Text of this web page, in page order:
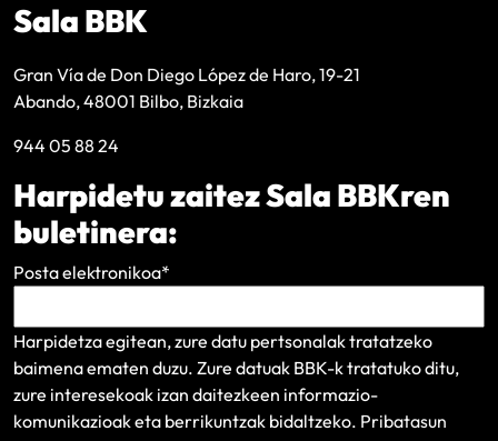
Sala BBK
Gran Vía de Don Diego López de Haro, 19-21
Abando, 48001 Bilbo, Bizkaia
944 05 88 24
Harpidetu zaitez Sala BBKren
buletinera:
Posta elektronikoa*
Harpidetza egitean, zure datu pertsonalak tratatzeko
baimena ematen duzu. Zure datuak BBK-k tratatuko ditu,
zure interesekoak izan daitezkeen informazio-
komunikazioak eta berrikuntzak bidaltzeko. Pribatasun